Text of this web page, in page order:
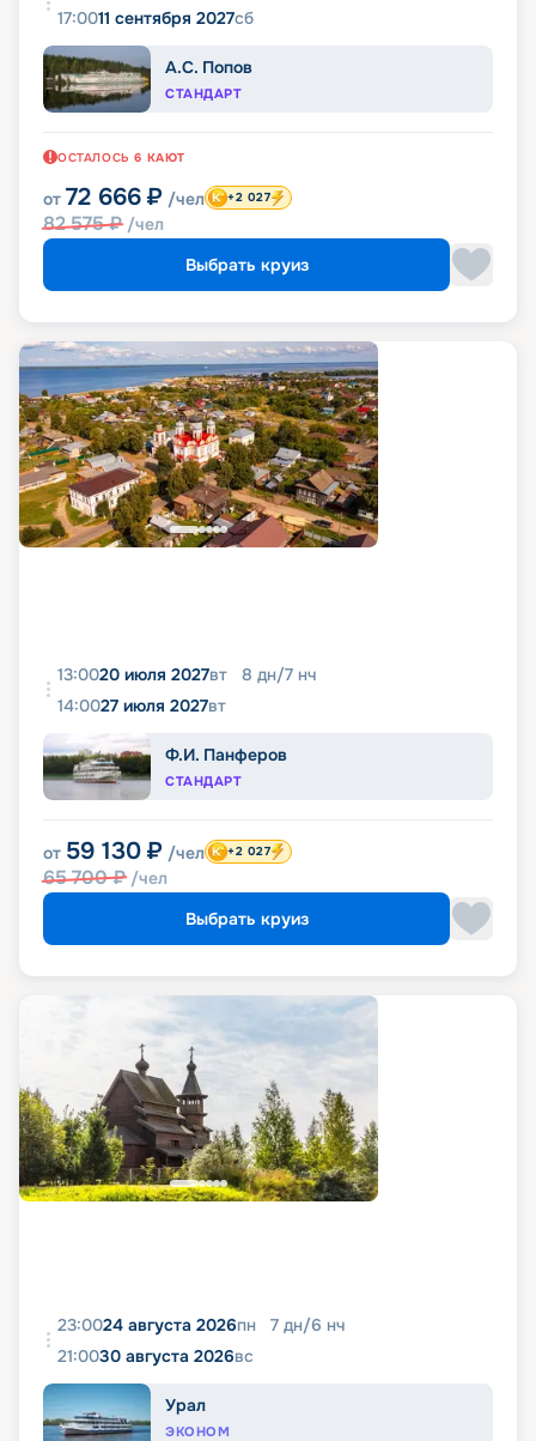
17:0011 сентября 2027сб
А.С. Попов
СТАНДАРТ
ОСТАЛОСЬ 6 КАЮТ
от 72 666 ₽ /чел
82 575₽ /чел
+2 027
Выбрать круиз
13:0020 июля 2027вт 8 дн/7 нч
14:0027 июля 2027вт
Ф.И. Панферов
СТАНДАРТ
от 59 130 ₽ /чел
65 700₽ /чел
+2 027
Выбрать круиз
23:0024 августа 2026пн 7 дн/6 нч
21:0030 августа 2026вс
Урал
ЭКОНОМ